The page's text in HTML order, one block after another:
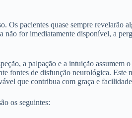
pacientes quase sempre revelarão
for imediatamente disponível, a
a palpação e a intuição assumem
fontes de disfunção neurológica.
que contribua com graça e
os seguintes: